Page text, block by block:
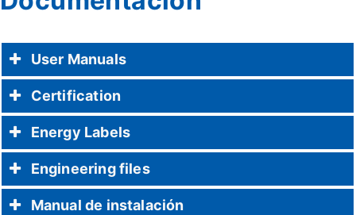
User Manuals
Certification
Energy Labels
Engineering files
Manual de instalación